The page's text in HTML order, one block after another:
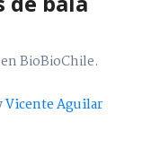
BioBioChile.
Vicente Aguilar